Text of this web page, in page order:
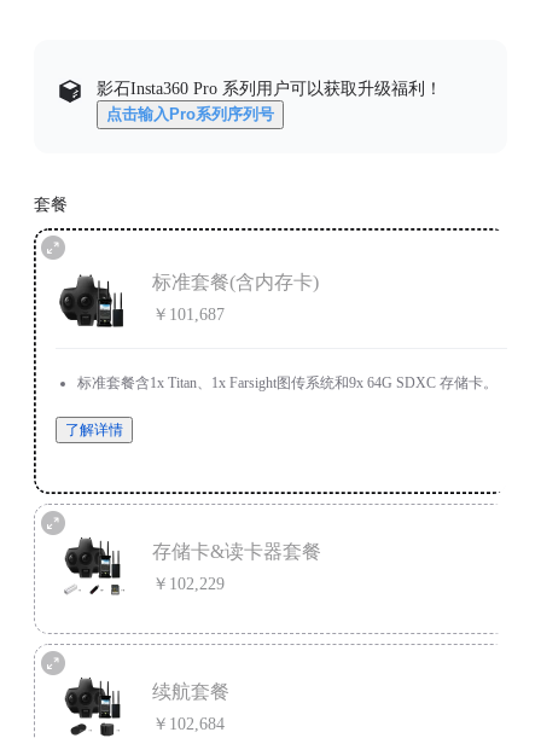
影石Insta360 Pro 系列用户可以获取升级福利！
点击输入Pro系列序列号
套餐
标准套餐(含内存卡)
￥101,687
标准套餐含1x Titan、1x Farsight图传系统和9x 64G SDXC 存储卡。
了解详情
存储卡&读卡器套餐
￥102,229
了解详情
续航套餐
￥102,684